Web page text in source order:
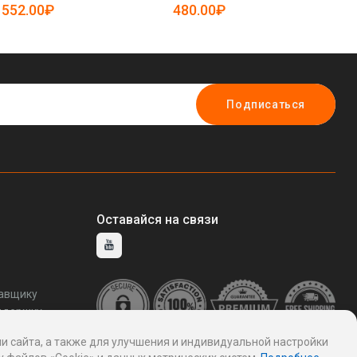
19083811)
552.00₽ 480.00₽
Подписаться
Оставайся на связи
а также для улучшения и индивидуальной настройки